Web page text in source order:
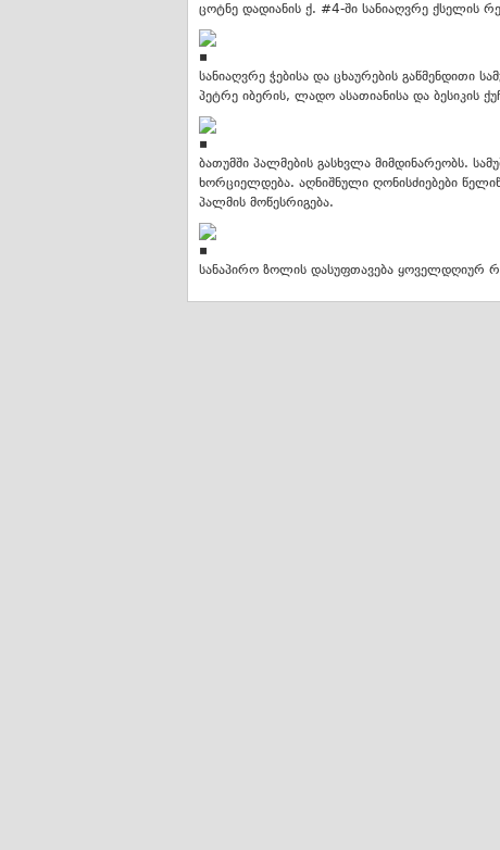
ცოტნე დადიანის ქ. #4-ში სანიაღვრე ქსელის
სანიაღვრე ჭებისა და ცხაურების გაწმენდითი
პეტრე იბერის, ლადო ასათიანისა და ბესიკის
ბათუმში პალმების გასხვლა მიმდინარეობს.
ხორციელდება. აღნიშნული ღონისძიებები
პალმის მოწესრიგება.
სანაპირო ზოლის დასუფთავება ყოველდღიურ